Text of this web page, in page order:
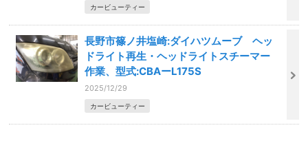
カービューティー
長野市篠ノ井塩崎:ダイハツムーブ ヘッ
ドライト再生・ヘッドライトスチーマー
作業、型式:CBAーL175S
2025/12/29
カービューティー